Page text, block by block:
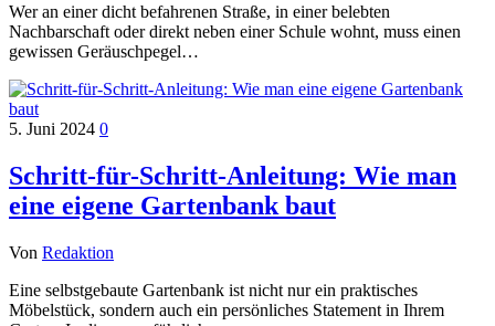
Wer an einer dicht befahrenen Straße, in einer belebten
Nachbarschaft oder direkt neben einer Schule wohnt, muss einen
gewissen Geräuschpegel…
5. Juni 2024 0
Schritt-für-Schritt-Anleitung: Wie man
eine eigene Gartenbank baut
Von Redaktion
Eine selbstgebaute Gartenbank ist nicht nur ein praktisches
Möbelstück, sondern auch ein persönliches Statement in Ihrem